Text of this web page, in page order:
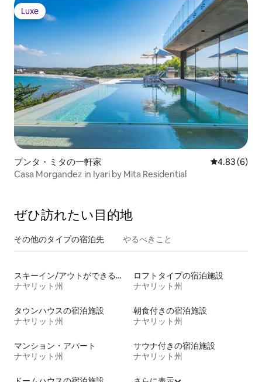
Luxe
Luxe
プンタ・ミタの一軒家 レビュー6
4.83 (6)
Casa Morgandez in Iyari by Mita Residential
ぜひ訪⁠れ⁠た⁠い目⁠的⁠地
その他のタ⁠イ⁠プ⁠の宿⁠泊⁠先 やるべきこと
スキーイン/アウトができる宿泊先
ナヤリット州
ロフトタイプの宿泊施設
ナヤリット州
タウンハウスの宿泊施設
ナヤリット州
朝食付きの宿泊施設
ナヤリット州
マンション・アパート
ナヤリット州
サウナ付きの宿泊施設
ナヤリット州